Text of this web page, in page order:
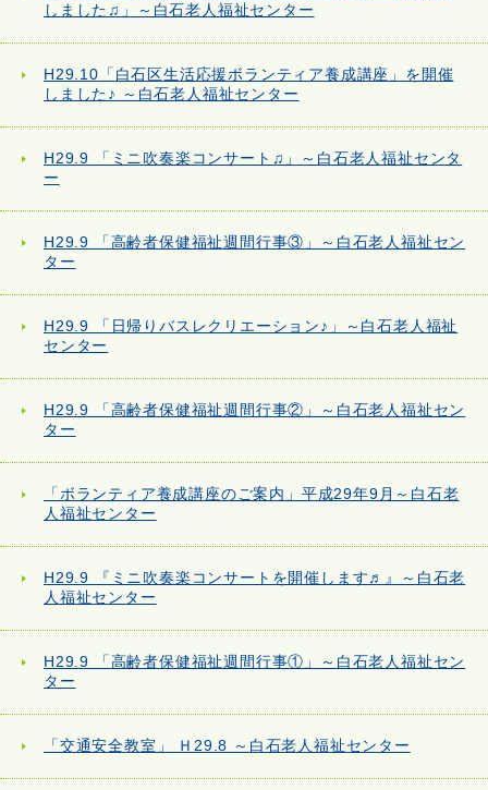
しました♫」～白石老人福祉センター
H29.10「白石区生活応援ボランティア養成講座」を開催
しました♪ ～白石老人福祉センター
H29.9 「ミニ吹奏楽コンサート♫」～白石老人福祉センタ
ー
H29.9 「高齢者保健福祉週間行事③」～白石老人福祉セン
ター
H29.9 「日帰りバスレクリエーション♪」～白石老人福祉
センター
H29.9 「高齢者保健福祉週間行事②」～白石老人福祉セン
ター
「ボランティア養成講座のご案内」平成29年9月～白石老
人福祉センター
H29.9 『ミニ吹奏楽コンサートを開催します♬』～白石老
人福祉センター
H29.9 「高齢者保健福祉週間行事①」～白石老人福祉セン
ター
「交通安全教室」 Ｈ29.8 ～白石老人福祉センター